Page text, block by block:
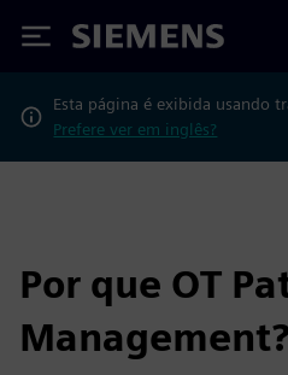
Siemens
Esta página é exibida usando
Prefere ver em inglês?
Por que OT
Management?